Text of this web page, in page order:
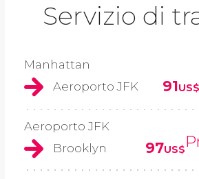
Servizio di
Manhattan
Aeroporto JFK
91US$
Aeroporto JFK
Brooklyn
97US$